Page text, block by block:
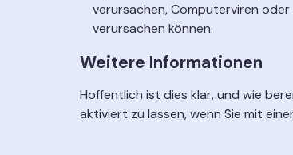
verursachen, Computerviren
verursachen können.
Weitere Informationen
Hoffentlich ist dies klar, und wie
aktiviert zu lassen, wenn Sie mit